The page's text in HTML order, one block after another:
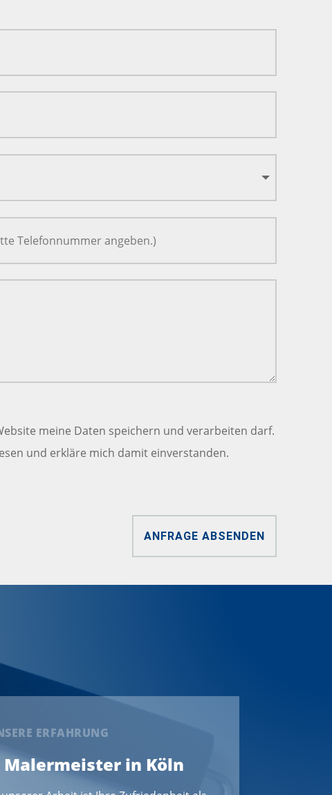
meine Daten speichern und verarbeiten darf.
und erkläre mich damit einverstanden.
ANFRAGE ABSENDEN
ERFAHRUNG
Malermeister in Köln